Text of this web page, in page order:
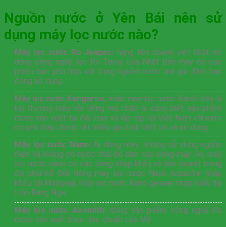
Nguồn nước ở Yên Bái nên sử
dụng máy lọc nước nào?
Máy lọc nước Ro Jenpec: hàng liên doanh việt nhật sử
dụng công nghệ lọc Ro Toray của Nhật Bản máy có các
phiên bản phù hợp với từng nguồn nước mà gia đình bạn
đang sử dụng.
Máy lọc nước Kangaroo, hoặc máy lọc nước Karofi đây là
hai thương hiệu nỗi tiếng mà chắc ai cũng biết sản phẩm
được sản xuất tại đài loan và lắp ráp tại Việt Nam với mức
chi phí thấp, được rất nhiều gia đình Việt tin và sử dụng.
Máy lọc nước Nano: là dòng máy không sử dụng nguồn
điện và không có nước thải bỏ như các dòng máy Ro, máy
lọc nước nano có các dòng nhập khẩu và liên doanh trong
đó phải kể đến dòng máy lọc nước Nano Aquastar nhập
khẩu tại Malaysia, Máy lọc nước Nano geyser nhập khẩu tại
Liên Bang Nga
Máy lọc nước Aosmith: dòng sản phẩm công nghệ Ro
được sản xuất theo tiêu chuẩn của Mỹ